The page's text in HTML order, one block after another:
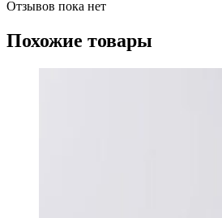
Отзывов пока нет
Похожие товары